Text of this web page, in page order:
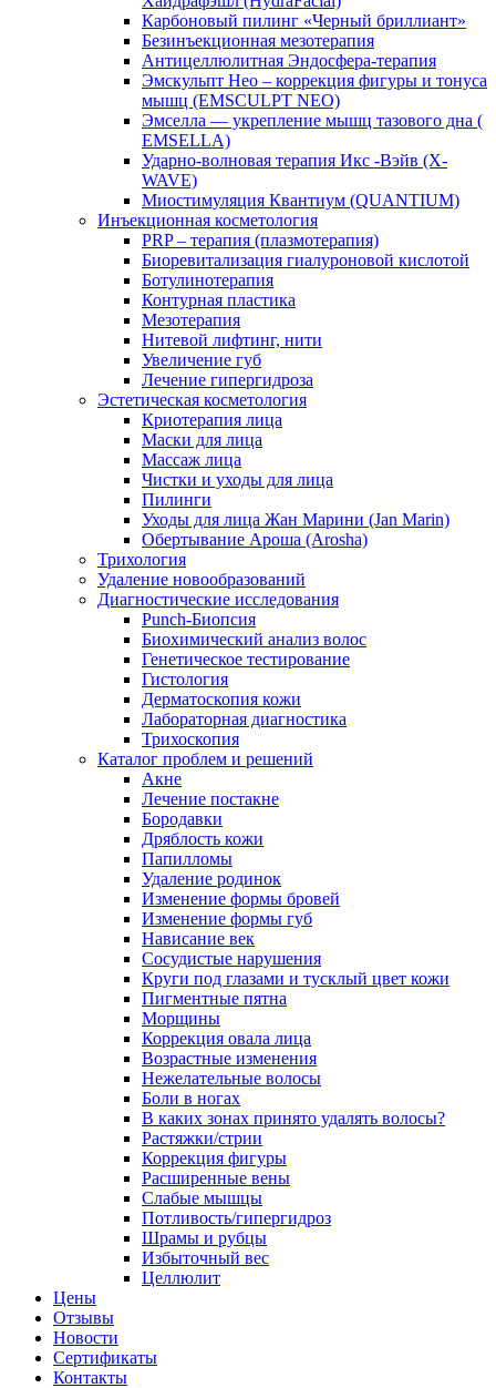
Карбоновый пилинг «Черный бриллиант»
Безинъекционная мезотерапия
Антицеллюлитная Эндосфера-терапия
Эмскульпт Нео – коррекция фигуры и тонуса
мышц (EMSCULPT NEO)
Эмселла — укрепление мышц тазового дна (
EMSELLA)
Ударно-волновая терапия Икс -Вэйв (X-
WAVE)
Миостимуляция Квантиум (QUANTIUM)
Инъекционная косметология
PRP – терапия (плазмотерапия)
Биоревитализация гиалуроновой кислотой
Ботулинотерапия
Контурная пластика
Мезотерапия
Нитевой лифтинг, нити
Увеличение губ
Лечение гипергидроза
Эстетическая косметология
Криотерапия лица
Маски для лица
Массаж лица
Чистки и уходы для лица
Пилинги
Уходы для лица Жан Марини (Jan Marin)
Обертывание Ароша (Arosha)
Трихология
Удаление новообразований
Диагностические исследования
Punch-Биопсия
Биохимический анализ волос
Генетическое тестирование
Гистология
Дерматоскопия кожи
Лабораторная диагностика
Трихоскопия
Каталог проблем и решений
Акне
Лечение постакне
Бородавки
Дряблость кожи
Папилломы
Удаление родинок
Изменение формы бровей
Изменение формы губ
Нависание век
Сосудистые нарушения
Круги под глазами и тусклый цвет кожи
Пигментные пятна
Морщины
Коррекция овала лица
Возрастные изменения
Нежелательные волосы
Боли в ногах
В каких зонах принято удалять волосы?
Растяжки/стрии
Коррекция фигуры
Расширенные вены
Слабые мышцы
Потливость/гипергидроз
Шрамы и рубцы
Избыточный вес
Целлюлит
Цены
Отзывы
Новости
Сертификаты
Контакты